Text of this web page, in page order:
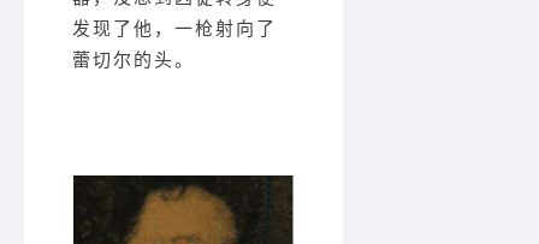
发现了他，一枪射向了
蕾切尔的头。